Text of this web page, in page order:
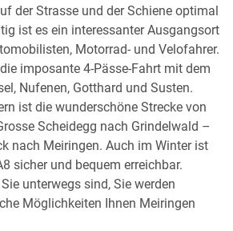
der Strasse und der Schiene optimal
ist es ein interessanter Ausgangsort
Motorrad- und Velofahrer.
imposante 4-Pässe-Fahrt mit dem
Nufenen, Gotthard und Susten.
ist die wunderschöne Strecke von
Scheidegg nach Grindelwald –
nach Meiringen. Auch im Winter ist
sicher und bequem erreichbar.
unterwegs sind, Sie werden
Möglichkeiten Ihnen Meiringen